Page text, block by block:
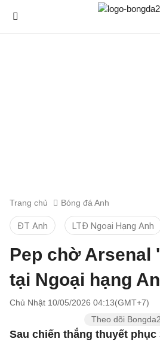
Trang chủ Bóng đá Anh
ĐT Anh LTĐ Ngoại Hạng Anh
Pep chờ Arsenal
tại Ngoại hạng
Chủ Nhật 10/05/2026 04:13(GMT+7)
Theo dõi
Sau chiến thắng thuyết